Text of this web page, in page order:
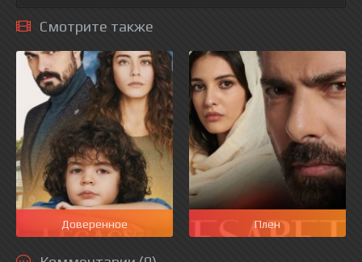
Смотрите также
Доверенное Плен